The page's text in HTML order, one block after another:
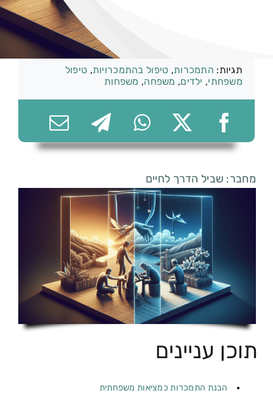
תגיות: התמכרות, טיפול בהתמכרויות, טיפול
משפחתי, ילדים, משפחה, משפחות
מחבר: שביל הדרך לחיים
תוכן עניינים
הבנת התמכרות כמציאות משפחתית